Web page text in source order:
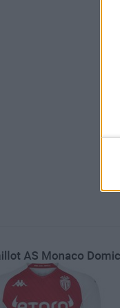
buteur face au Ghana